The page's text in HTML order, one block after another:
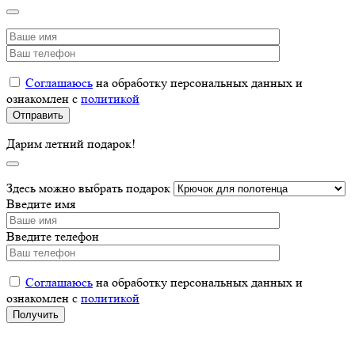
Соглашаюсь на обработку персональных данных и
ознакомлен с политикой
Дарим летний подарок!
Здесь можно выбрать подарок
Введите имя
Введите телефон
Соглашаюсь на обработку персональных данных и
ознакомлен с политикой